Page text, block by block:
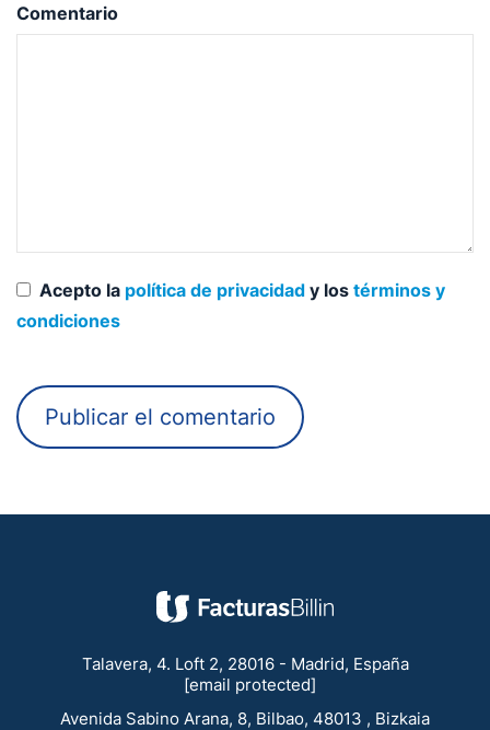
Comentario
Acepto la política de privacidad y los términos y
condiciones
Talavera, 4. Loft 2, 28016 - Madrid, España
[email protected]
Avenida Sabino Arana, 8, Bilbao, 48013 , Bizkaia